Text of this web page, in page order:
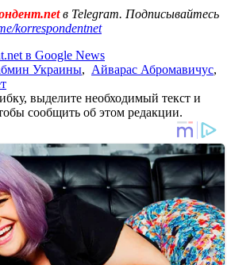
в Telegram. Подписывайтесь
korrespondentnet
в Google News
Украины, Айварас Абромавичус,
выделите необходимый текст и
сообщить об этом редакции.